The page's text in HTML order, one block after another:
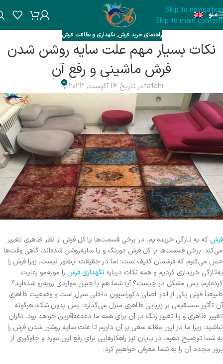
Skip to navigation
Skip to main content
منو
راهنمای خرید فرش,نگهداری و نظافت فرش
نکات بسیار مهم علت سایه روشن شدن
فرش ماشینی و رفع آن
fatahiدر تاریخ 14 آگوست, 2023 0
فرش که به تازگی خریده‌ایم، در برخی قسمت‌ها یا کل فرش از نظر ظاهری تغییر
می‌کند. برخی قسمت‌ها یا کل فرش دورنگ و یا سایه‌روشن شده‌اند. گاهی وقت‌ها
حس می‌کنیم که فرشمان کثیف است؛ اما در حقیقت اینطور نیست. زیرا فرش را
به‌تازگی خریداری کردیم و همه نکات درباره نگهداری فرش را موبه‌مو رعایت
کرده‌ایم. پس مشکل در چیست؟ آیا شما هم با چنین مواردی روبه‌رو شده‌اید؟
طبیعتاً فرش یکی از اجزا اصلی دکوراسیون داخلی منزل است و وضعیت ظاهری
آن تأثیر مستقیمی بر زیبایی ظاهری منزل می‌گذارد؛ پس بدون شک، هرگونه
تغییر ظاهری و یا تغییر رنگ در آن برای همه ما دغدغه‌آفرین خواهد بود. نگران
نباشید؛ زیرا ما در این مقاله سعی بر آن داریم تا علت سایه روشن شدن فرش را
به شما توضیح دهیم. در پایان نیز راهکارهایی برای رفع این مورد و جلوگیری از
بروز مجدد آن را به شما معرفی خواهیم کرد.